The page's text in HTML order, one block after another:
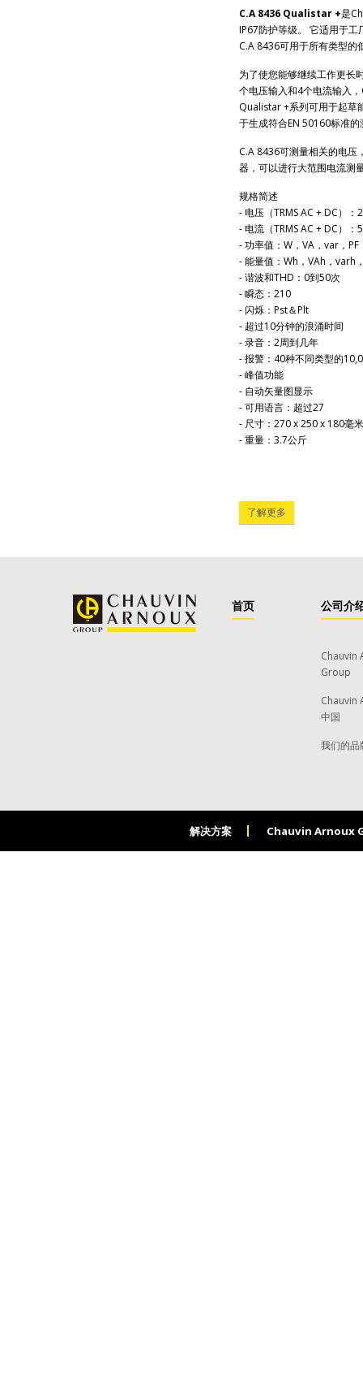
C.A 8436 Qualistar +是
IP67防护等级。 它适用于
C.A 8436可用于所有类型的
为了使您能够继续工作更长
个电压输入和4个电流输入
Qualistar +系列可用于起草
于生成符合EN 50160标准
C.A 8436可测量相关的电压
器，可以进行大范围电流测
规格简述
- 电压（TRMS AC + DC）：
- 电流（TRMS AC + DC）
- 功率值：W，VA，var，
- 能量值：Wh，VAh，varh
- 谐波和THD：0到50次
- 瞬态：210
- 闪烁：Pst＆Plt
- 超过10分钟的浪涌时间
- 录音：2周到几年
- 报警：40种不同类型的
- 峰值功能
- 自动矢量图显示
- 可用语言：超过27
- 尺寸：270 x 250 x 180毫米
- 重量：3.7公斤
了解更多
首页 公司介
Chauvin
Group
Chauvin
中国
我们的品
解决方案 Chauvin Arnoux